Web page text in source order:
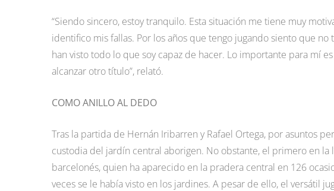
“Siendo sincero, estoy tranquilo. Esta situación me tiene muy
identifico mis fallas. Por los años que tengo jugando siento que
han visto todo lo que soy capaz de hacer. Lo importante para mí
alcanzar otro título”, relató.
COMO ANILLO AL DEDO
Tras la partida de Hernán Iribarren y Rafael Ortega, por asuntos
custodia del jardín central aborigen. No obstante, el primero en
barcelonés, quien ha aparecido en la pradera central en 126
veces se le había visto en los jardines. A pesar de ello, el versátil